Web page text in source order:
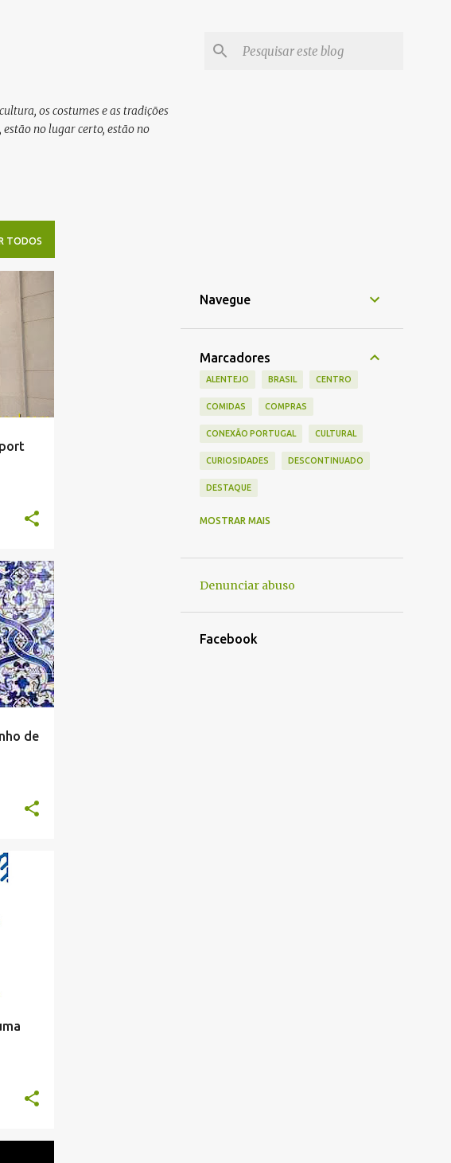
os costumes e as tradições
no lugar certo, estão no
TODOS
de
Navegue
Marcadores
ALENTEJO BRASIL CENTRO
COMIDAS COMPRAS
CONEXÃO PORTUGAL CULTURAL
CURIOSIDADES DESCONTINUADO
DESTAQUE
MOSTRAR MAIS
Denunciar abuso
Facebook